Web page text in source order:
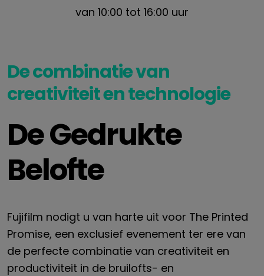
van 10:00 tot 16:00 uur
De combinatie van
creativiteit en technologie
De Gedrukte
Belofte
Fujifilm nodigt u van harte uit voor The Printed
Promise, een exclusief evenement ter ere van
de perfecte combinatie van creativiteit en
productiviteit in de bruilofts- en